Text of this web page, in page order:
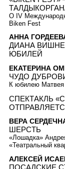
О IV
Biken Fest
АННА
ДИАНА
ЮБИЛЕЙ
ЕКАТЕРИНА
ЧУДО
К юбилею Матвея
СПЕКТАКЛЬ
ВЕРА
ШЕРСТЬ
«Лошадка»
«Театральный
АЛЕКСЕЙ
ПОСАДСКИЕ